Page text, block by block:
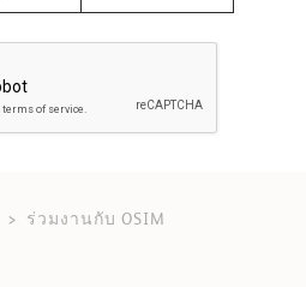
ร่วมงานกับ OSIM